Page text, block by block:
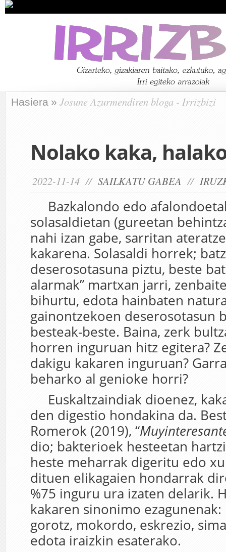
Hasiera » Josune Azurmendiren bloga - Irrizbizi
Nolako kaka,
2022-11-14 // SAILKATU GABEA //
Bazkalondo edo
solasaldietan (gureetan
nahi izan gabe, sarritan
kakarena. Solasaldi horrek;
deserosotasuna piztu, beste
alarmak” martxan jarri,
bihurtu, edota hainbaten
gainontzekoen deserosotasun
besteak-beste. Baina, zerk
horren inguruan hitz egitera?
dakigu kakaren inguruan?
beharko al genioke horri?
Euskaltzaindiak dioenez,
den digestio hondakina da.
Romerok (2019), “
dio; bakterioek hesteetan
heste meharrak digeritu edo
dituen elikagaien hondarrak
%75 inguru ura izaten delarik.
kakaren sinonimo ezagunenak:
gorotz, mokordo, eskrezio,
edota iraizkin esaterako.